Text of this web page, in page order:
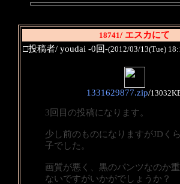
18741/ エスカにて
□投稿者/ youdai -0回-(2012/03/13(Tue)
1331629877.zip/
3回目の投稿になります。
少し前のものになりますがJDく
子でした。
画質が悪く、黒のパンツなのか
ないですがいかがでしょうか？